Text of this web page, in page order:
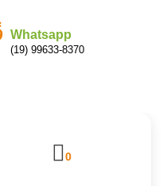
Whatsapp
(19) 99633-8370
0